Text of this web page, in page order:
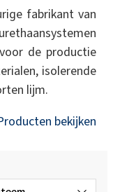
fabrikant van
de productie
isolerende
lijm.
bekijken